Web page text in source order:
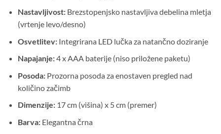
Nastavljivost:Brezstopenjsko nastavljiva debelina mletja
(vrtenje levo/desno)
Osvetlitev:Integrirana LED lučka za natančno doziranje
Napajanje:4 x AAA baterije (niso priložene paketu)
Posoda:Prozorna posoda za enostaven pregled nad
količino začimb
Dimenzije:17 cm (višina) x 5 cm (premer)
Barva:Elegantna črna